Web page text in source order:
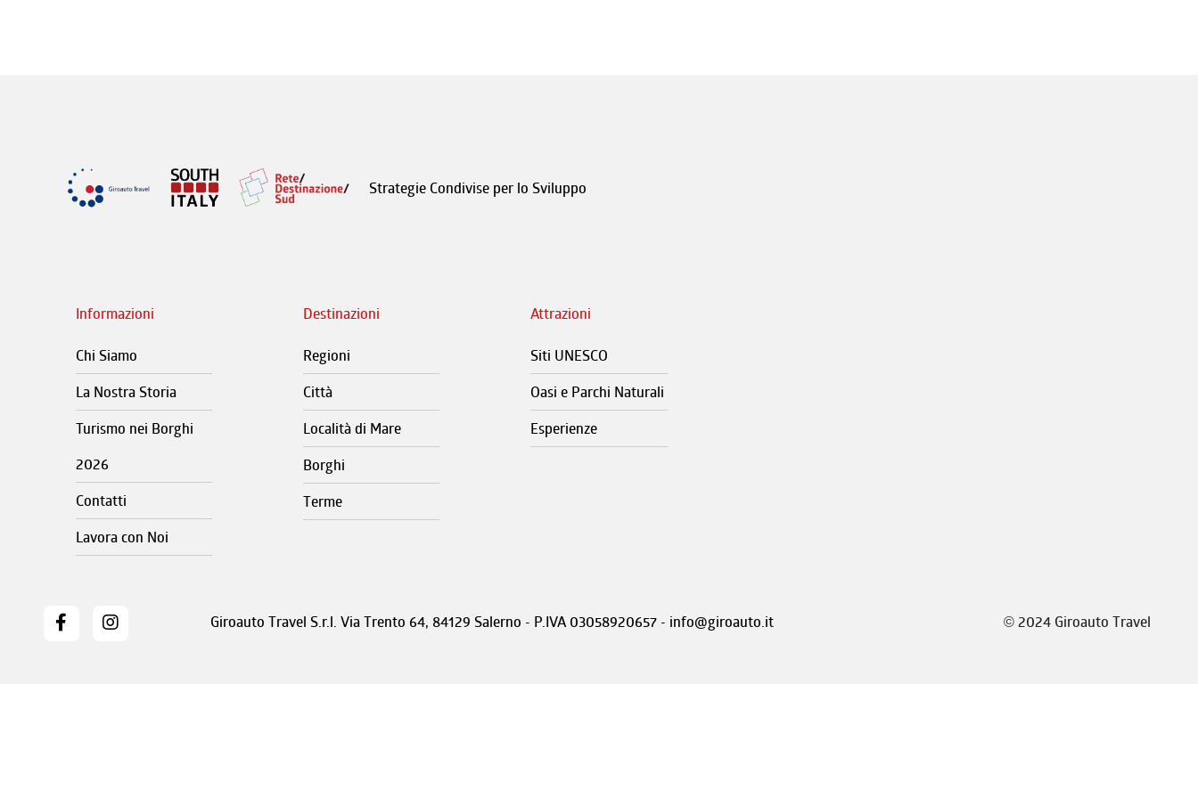
Strategie Condivise per lo Sviluppo
Informazioni
Chi Siamo
La Nostra Storia
Turismo nei Borghi
2026
Contatti
Lavora con Noi
Destinazioni
Regioni
Città
Località di Mare
Borghi
Terme
Attrazioni
Siti UNESCO
Oasi e Parchi Naturali
Esperienze
Giroauto Travel S.r.l. Via Trento 64, 84129 Salerno - P.IVA 03058920657 - info@giroauto.it ©2024 Giroauto Travel